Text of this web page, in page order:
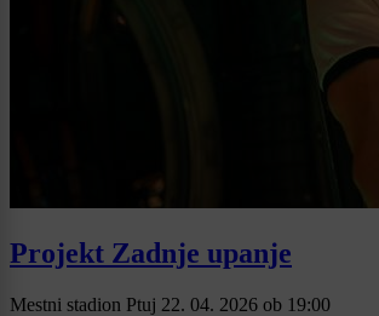
Projekt Zadnje upanje
Mestni stadion Ptuj 22. 04. 2026 ob 19:00